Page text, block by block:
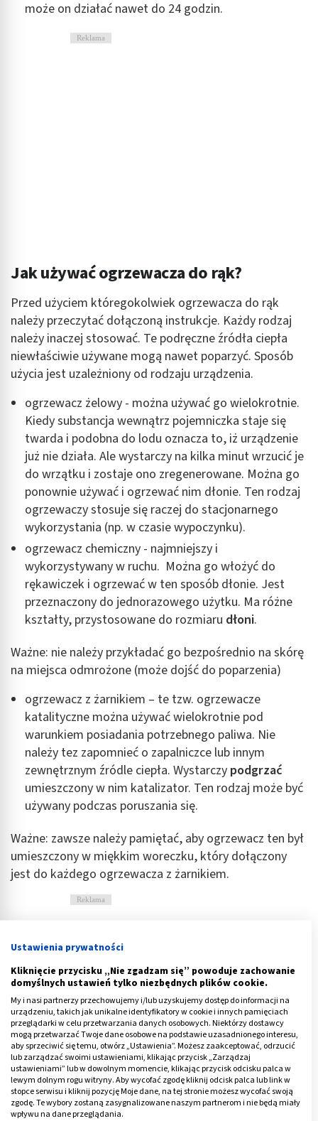
może on działać nawet do 24 godzin.
Reklama
Jak używać ogrzewacza do rąk?
Przed użyciem któregokolwiek ogrzewacza do rąk
należy przeczytać dołączoną instrukcje. Każdy rodzaj
należy inaczej stosować. Te podręczne źródła ciepła
niewłaściwie używane mogą nawet poparzyć. Sposób
użycia jest uzależniony od rodzaju urządzenia.
ogrzewacz żelowy - można używać go wielokrotnie.
Kiedy substancja wewnątrz pojemniczka staje się
twarda i podobna do lodu oznacza to, iż urządzenie
już nie działa. Ale wystarczy na kilka minut wrzucić je
do wrzątku i zostaje ono zregenerowane. Można go
ponownie używać i ogrzewać nim dłonie. Ten rodzaj
ogrzewaczy stosuje się raczej do stacjonarnego
wykorzystania (np. w czasie wypoczynku).
ogrzewacz chemiczny - najmniejszy i
wykorzystywany w ruchu. Można go włożyć do
rękawiczek i ogrzewać w ten sposób dłonie. Jest
przeznaczony do jednorazowego użytku. Ma różne
kształty, przystosowane do rozmiaru dłoni.
Ważne: nie należy przykładać go bezpośrednio na skórę
na miejsca odmrożone (może dojść do poparzenia)
ogrzewacz z żarnikiem – te tzw. ogrzewacze
katalityczne można używać wielokrotnie pod
warunkiem posiadania potrzebnego paliwa. Nie
należy tez zapomnieć o zapalniczce lub innym
zewnętrznym źródle ciepła. Wystarczy podgrzać
umieszczony w nim katalizator. Ten rodzaj może być
używany podczas poruszania się.
Ważne: zawsze należy pamiętać, aby ogrzewacz ten był
umieszczony w miękkim woreczku, który dołączony
jest do każdego ogrzewacza z żarnikiem.
Reklama
Ustawienia prywatności
Kliknięcie przycisku „Nie zgadzam się” powoduje zachowanie
domyślnych ustawień tylko niezbędnych plików cookie.
My i nasi partnerzy przechowujemy i/lub uzyskujemy dostęp do informacji na
urządzeniu, takich jak unikalne identyfikatory w cookie i innych pamięciach
przeglądarki w celu przetwarzania danych osobowych. Niektórzy dostawcy
mogą przetwarzać Twoje dane osobowe na podstawie uzasadnionego interesu,
aby sprzeciwić się temu, otwórz „Ustawienia”. Możesz zaakceptować, odrzucić
lub zarządzać swoimi ustawieniami, klikając przycisk „Zarządzaj
ustawieniami” lub w dowolnym momencie, klikając przycisk odcisku palca w
lewym dolnym rogu witryny. Aby wycofać zgodę kliknij odcisk palca lub link w
stopce serwisu i kliknij pozycję Moje dane, na tej stronie możesz wycofać swoją
zgodę. Te wybory zostaną zasygnalizowane naszym partnerom i nie będą miały
wpływu na dane przeglądania.